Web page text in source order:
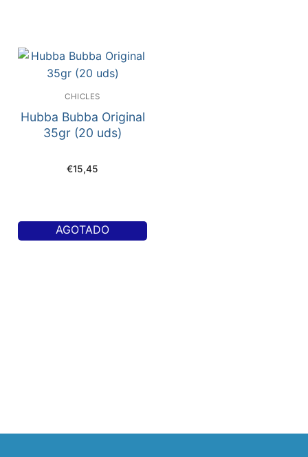
CHICLES
Hubba Bubba Original
35gr (20 uds)
€15,45
AGOTADO